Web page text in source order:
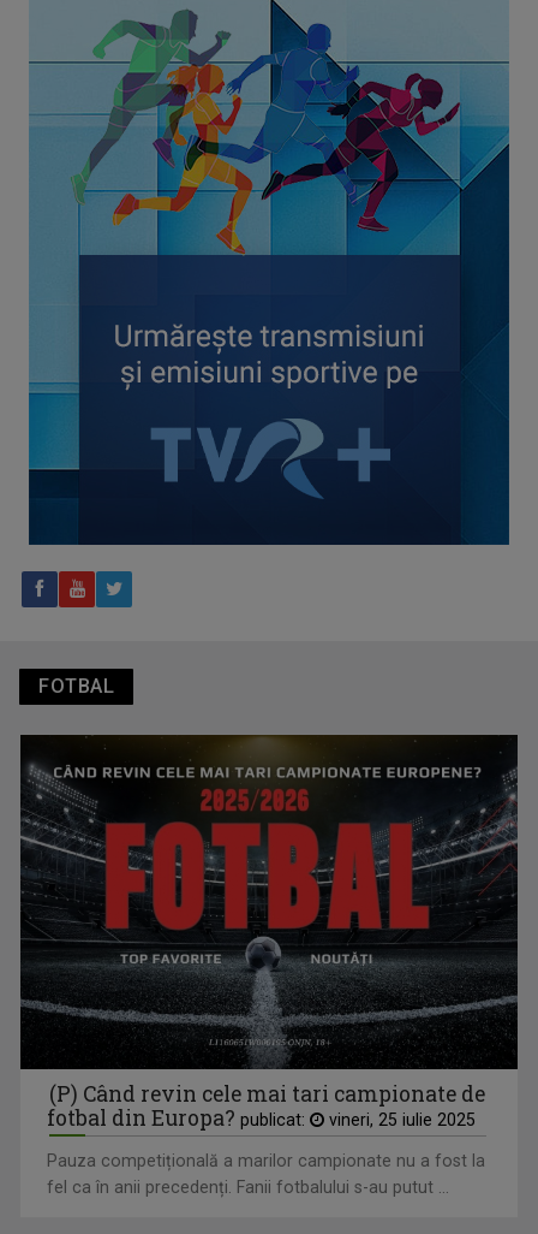
CONCACAF respinge planul FIFA de privatizare parțială a
Tenis internațional la Târgu Mureș! TVR Sport transmite
TVR Sport transmite în direct semifinalele și finalele
Campionatelor Europene de canotaj de la Varese
FOTBAL
(P) Când revin cele mai tari campionate de
fotbal din Europa? publicat: vineri, 25 iulie 2025
Pauza competițională a marilor campionate nu a fost la
fel ca în anii precedenți. Fanii fotbalului s-au putut ...